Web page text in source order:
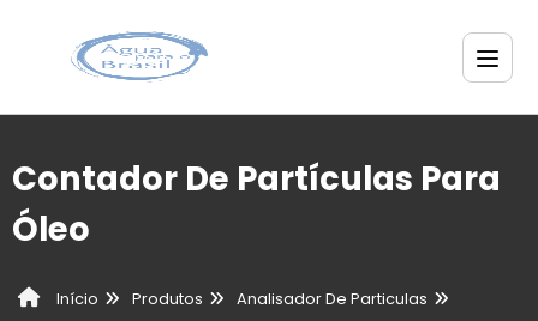
Contador De Partículas Para
Óleo
Início Produtos
Analisador De Particulas